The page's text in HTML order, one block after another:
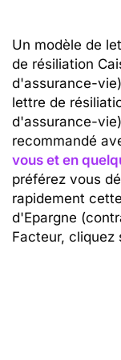
Un modèle de
de résiliation
d'assurance-
lettre de
d'assurance-
recommandé
vous et en
préférez vous
rapidement
d'Epargne
Facteur,